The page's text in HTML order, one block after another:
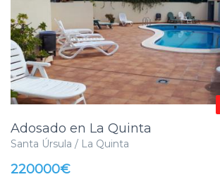
Adosado en La Quinta
Santa Úrsula / La Quinta
220000€